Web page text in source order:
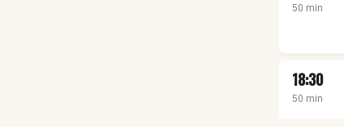
50 min
18:30
50 min